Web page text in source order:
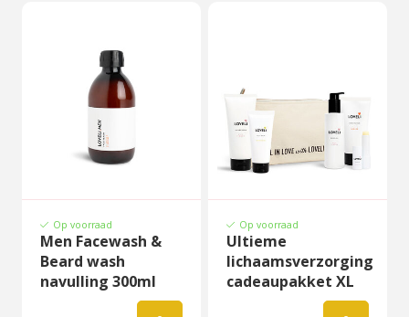
Op voorraad
Men Facewash &
Beard wash
navulling 300ml
Op voorraad
Ultieme
lichaamsverzorging
cadeaupakket XL